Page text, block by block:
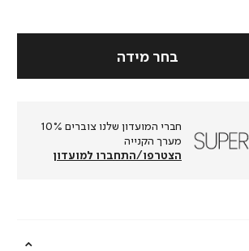
חברי המועדון שלנו צוברים 10%
מערך הקנייה
הצטרפו/התחברו למועדון